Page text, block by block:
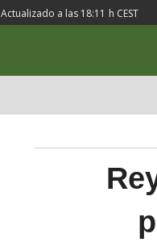
Actualizado a las 18:11 h CEST